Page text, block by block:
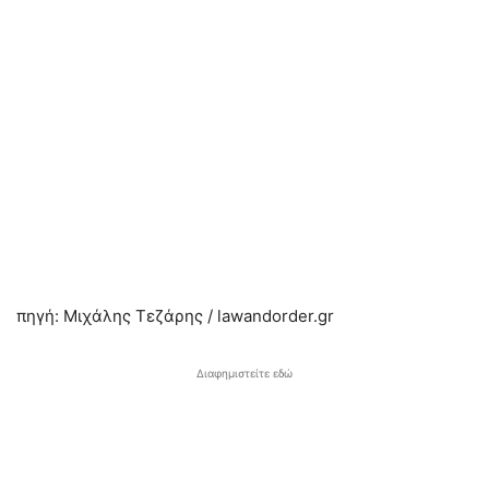
πηγή: Μιχάλης Τεζάρης / lawandorder.gr
Διαφημιστείτε εδώ